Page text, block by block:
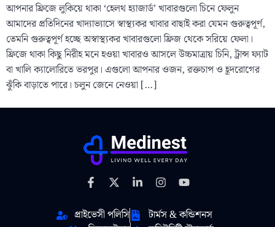
আপনার ফ্রিজে লুকিয়ে থাকা ‘হেলথ হ্যাজার্ড’ খাবারগুলো চিনে ফেলুন
আমাদের প্রতিদিনের খাদ্যাভ্যাসে স্বাস্থ্যকর খাবার বাছাই করা যেমন গুরুত্বপূর্ণ,
তেমনি গুরুত্বপূর্ণ হচ্ছে অস্বাস্থ্যকর খাবারগুলো ফ্রিজ থেকে সরিয়ে ফেলা।
ফ্রিজে থাকা কিছু নিরীহ মনে হওয়া খাবারও আসলে উচ্চমাত্রায় চিনি, ট্রান্স ফ্যাট
বা খালি ক্যালোরিতে ভরপুর। এগুলো আপনার ওজন, রক্তচাপ ও হূদরোগের
ঝুঁকি বাড়াতে পারে। চলুন জেনে নেওয়া […]
প্রাইভেসী পলিসি
টার্মস & কন্ডিশনস